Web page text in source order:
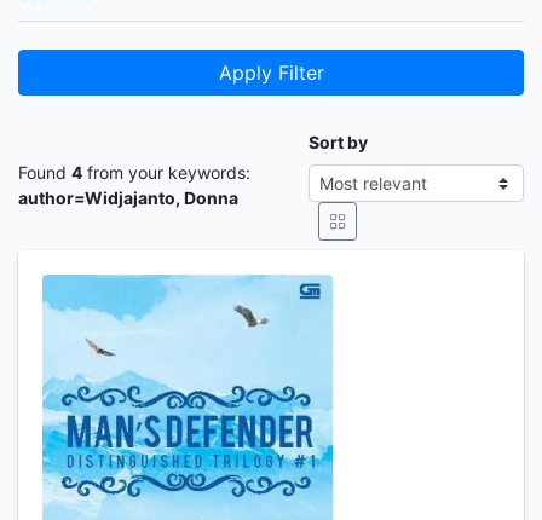
Apply Filter
Found 4 from your keywords:
author=Widjajanto, Donna
Sort by